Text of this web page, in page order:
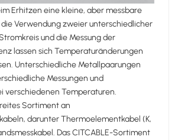
Erhitzen eine kleine, aber messbare
Verwendung zweier unterschiedlicher
und die Messung der
lassen sich Temperaturänderungen
Unterschiedliche Metallpaarungen
Messungen und
verschiedenen Temperaturen.
Sortiment an
darunter Thermoelementkabel (K,
Das CITCABLE-Sortiment